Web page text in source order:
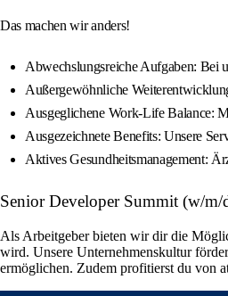
Das machen wir anders!
Abwechslungsreiche Aufgaben: Bei
Außergewöhnliche
Ausgeglichene Work-Life Balance:
Ausgezeichnete Benefits: Unsere
Aktives Gesundheitsmanagement:
Senior Developer Summit (w/
Als Arbeitgeber bieten wir dir die
wird. Unsere Unternehmenskultur
ermöglichen. Zudem profitierst du von